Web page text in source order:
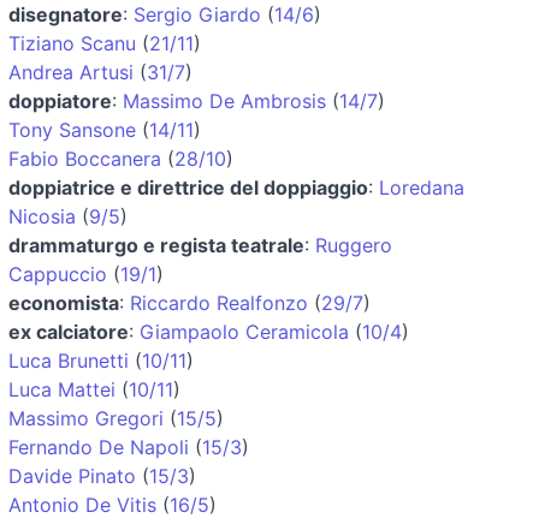
disegnatore: Sergio Giardo (14/6)
Tiziano Scanu (21/11)
Andrea Artusi (31/7)
doppiatore: Massimo De Ambrosis (14/7)
Tony Sansone (14/11)
Fabio Boccanera (28/10)
doppiatrice e direttrice del doppiaggio: Loredana
Nicosia (9/5)
drammaturgo e regista teatrale: Ruggero
Cappuccio (19/1)
economista: Riccardo Realfonzo (29/7)
ex calciatore: Giampaolo Ceramicola (10/4)
Luca Brunetti (10/11)
Luca Mattei (10/11)
Massimo Gregori (15/5)
Fernando De Napoli (15/3)
Davide Pinato (15/3)
Antonio De Vitis (16/5)